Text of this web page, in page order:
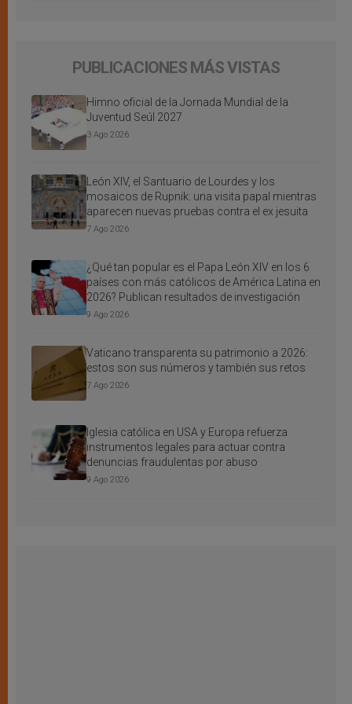
PUBLICACIONES MÁS VISTAS
Himno oficial de la Jornada Mundial de la
Juventud Seúl 2027
3 Ago 2026
León XIV, el Santuario de Lourdes y los
mosaicos de Rupnik: una visita papal mientras
aparecen nuevas pruebas contra el ex jesuita
7 Ago 2026
¿Qué tan popular es el Papa León XIV en los 6
países con más católicos de América Latina en
2026? Publican resultados de investigación
9 Ago 2026
Vaticano transparenta su patrimonio a 2026:
estos son sus números y también sus retos
7 Ago 2026
Iglesia católica en USA y Europa refuerza
instrumentos legales para actuar contra
denuncias fraudulentas por abuso
9 Ago 2026